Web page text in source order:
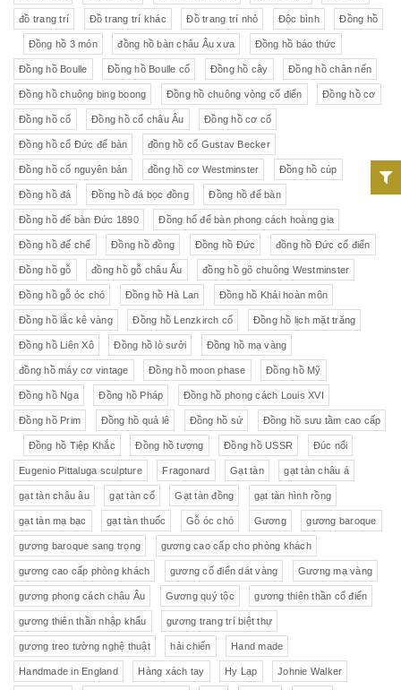
đồ trang trí Đồ trang trí khác Đồ trang trí nhỏ Độc bình Đồng hồ
Đồng hồ 3 món đồng hồ bàn châu Âu xưa Đồng hồ báo thức
Đồng hồ Boulle Đồng hồ Boulle cổ Đồng hồ cây Đồng hồ chân nến
Đồng hồ chuông bing boong Đồng hồ chuông vòng cổ điển Đồng hồ cơ
Đồng hồ cổ Đồng hồ cổ châu Âu Đồng hồ cơ cổ
Đồng hồ cổ Đức để bàn đồng hồ cổ Gustav Becker
Đồng hồ cổ nguyên bản đồng hồ cơ Westminster Đồng hồ cúp
Đồng hồ đá Đồng hồ đá bọc đồng Đồng hồ để bàn
Đồng hồ để bàn Đức 1890 Đồng hổ để bàn phong cách hoàng gia
Đồng hồ đế chế Đồng hồ đồng Đồng hồ Đức đồng hồ Đức cổ điển
Đồng hồ gỗ đồng hồ gỗ châu Âu đồng hồ gõ chuông Westminster
Đồng hồ gỗ óc chó Đồng hồ Hà Lan Đồng hồ Khải hoàn môn
Đồng hồ lắc kê vàng Đồng hồ Lenzkirch cổ Đồng hồ lịch mặt trăng
Đồng hồ Liên Xô Đồng hồ lò sưởi Đồng hồ mạ vàng
đồng hồ máy cơ vintage Đồng hồ moon phase Đồng hồ Mỹ
Đồng hồ Nga Đồng hồ Pháp Đồng hồ phong cách Louis XVI
Đồng hồ Prim Đồng hồ quả lê Đồng hồ sứ Đồng hồ sưu tầm cao cấp
Đồng hồ Tiệp Khắc Đồng hồ tượng Đồng hồ USSR Đúc nổi
Eugenio Pittaluga sculpture Fragonard Gạt tàn gạt tàn châu á
gạt tàn châu âu gạt tàn cổ Gạt tàn đồng gạt tàn hình rồng
gạt tàn mạ bạc gạt tàn thuốc Gỗ óc chó Gương gương baroque
gương baroque sang trọng gương cao cấp cho phòng khách
gương cao cấp phòng khách gương cổ điển dát vàng Gương mạ vàng
gương phong cách châu Âu Gương quý tộc gương thiên thần cổ điển
gương thiên thần nhập khẩu gương trang trí biệt thự
gương treo tường nghệ thuật hải chiến Hand made
Handmade in England Hàng xách tay Hy Lạp Johnie Walker